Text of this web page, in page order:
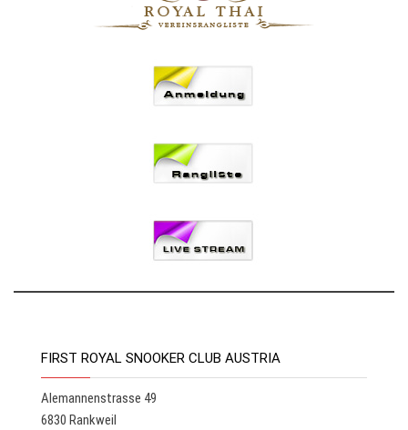
FIRST ROYAL SNOOKER CLUB AUSTRIA
Alemannenstrasse 49
6830 Rankweil